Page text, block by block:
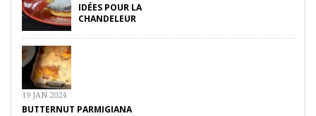
IDÉES POUR LA
CHANDELEUR
19 JAN 2024
BUTTERNUT PARMIGIANA